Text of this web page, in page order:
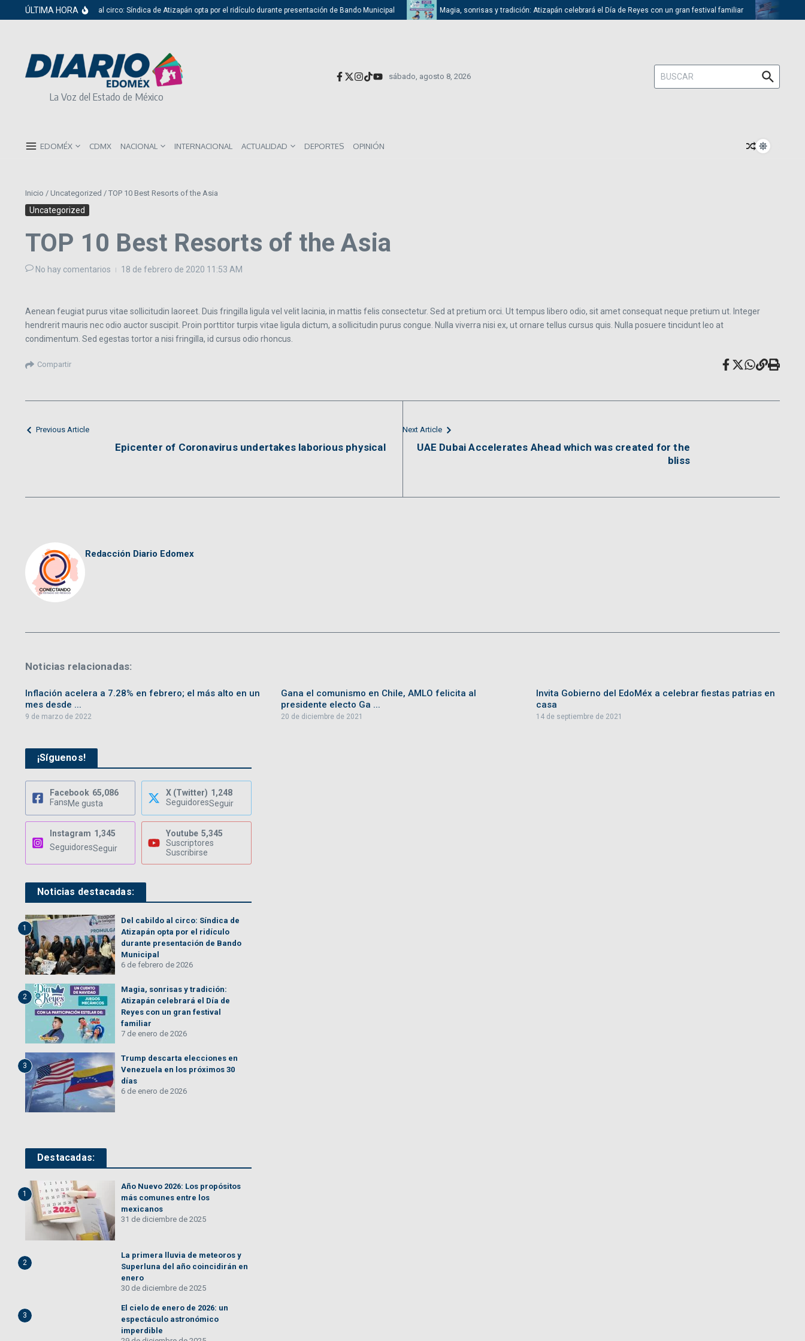
Saltar al contenido
ÚLTIMA HORA
Del cabildo al circo: Síndica de Atizapán opta por el ridículo durante presentación de Bando Municipal Magia, sonrisas y tradición: Atizapán celebrará el Día de Reyes con un gran festival familiar
La Voz del Estado de México
sábado, agosto 8, 2026
Buscar:
EDOMÉX CDMX NACIONAL INTERNACIONAL ACTUALIDAD DEPORTES OPINIÓN
Inicio / Uncategorized / TOP 10 Best Resorts of the Asia
Uncategorized
TOP 10 Best Resorts of the Asia
No hay comentarios 18 de febrero de 2020 11:53 AM
Aenean feugiat purus vitae sollicitudin laoreet. Duis fringilla ligula vel velit lacinia, in mattis felis consectetur. Sed at pretium orci. Ut tempus libero odio, sit amet consequat neque pretium ut. Integer
hendrerit mauris nec odio auctor suscipit. Proin porttitor turpis vitae ligula dictum, a sollicitudin purus congue. Nulla viverra nisi ex, ut ornare tellus cursus quis. Nulla posuere tincidunt leo at
condimentum. Sed egestas tortor a nisi fringilla, id cursus odio rhoncus.
Compartir
Previous Article
Epicenter of Coronavirus undertakes laborious physical
Next Article
UAE Dubai Accelerates Ahead which was created for the
bliss
Redacción Diario Edomex
Noticias relacionadas:
Inflación acelera a 7.28% en febrero; el más alto en un
mes desde ...
9 de marzo de 2022
Gana el comunismo en Chile, AMLO felicita al
presidente electo Ga ...
20 de diciembre de 2021
Invita Gobierno del EdoMéx a celebrar fiestas patrias en
casa
14 de septiembre de 2021
¡Síguenos!
Facebook 65,086
FansMe gusta
X (Twitter) 1,248
SeguidoresSeguir
Instagram 1,345
SeguidoresSeguir
Youtube 5,345
Suscriptores
Suscribirse
Noticias destacadas:
1
Del cabildo al circo: Síndica de
Atizapán opta por el ridículo
durante presentación de Bando
Municipal
6 de febrero de 2026
2
Magia, sonrisas y tradición:
Atizapán celebrará el Día de
Reyes con un gran festival
familiar
7 de enero de 2026
3
Trump descarta elecciones en
Venezuela en los próximos 30
días
6 de enero de 2026
Destacadas:
1
Año Nuevo 2026: Los propósitos
más comunes entre los
mexicanos
31 de diciembre de 2025
2
La primera lluvia de meteoros y
Superluna del año coincidirán en
enero
30 de diciembre de 2025
3
El cielo de enero de 2026: un
espectáculo astronómico
imperdible